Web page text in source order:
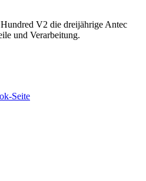
V2 die dreijährige Antec
und Verarbeitung.
Seite